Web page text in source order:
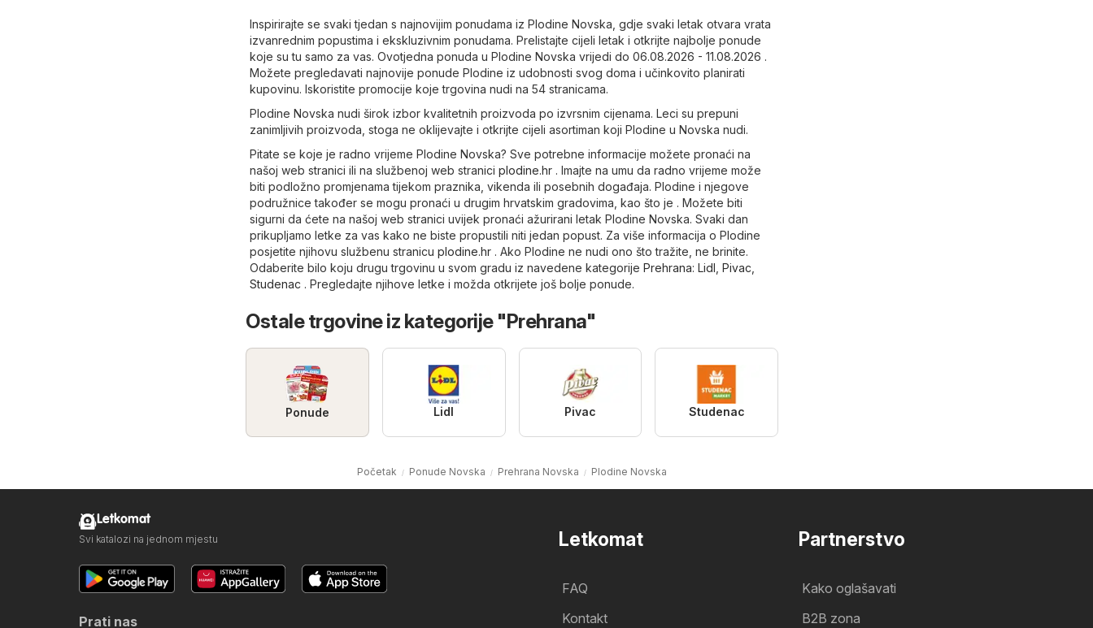
Inspirirajte se svaki tjedan s najnovijim ponudama iz Plodine Novska, gdje svaki letak otvara vrata
izvanrednim popustima i ekskluzivnim ponudama. Prelistajte cijeli letak i otkrijte najbolje ponude
koje su tu samo za vas. Ovotjedna ponuda u Plodine Novska vrijedi do 06.08.2026 - 11.08.2026 .
Možete pregledavati najnovije ponude Plodine iz udobnosti svog doma i učinkovito planirati
kupovinu. Iskoristite promocije koje trgovina nudi na 54 stranicama.
Plodine Novska nudi širok izbor kvalitetnih proizvoda po izvrsnim cijenama. Leci su prepuni
zanimljivih proizvoda, stoga ne oklijevajte i otkrijte cijeli asortiman koji Plodine u Novska nudi.
Pitate se koje je radno vrijeme Plodine Novska? Sve potrebne informacije možete pronaći na
našoj web stranici ili na službenoj web stranici plodine.hr . Imajte na umu da radno vrijeme može
biti podložno promjenama tijekom praznika, vikenda ili posebnih događaja. Plodine i njegove
podružnice također se mogu pronaći u drugim hrvatskim gradovima, kao što je . Možete biti
sigurni da ćete na našoj web stranici uvijek pronaći ažurirani letak Plodine Novska. Svaki dan
prikupljamo letke za vas kako ne biste propustili niti jedan popust. Za više informacija o Plodine
posjetite njihovu službenu stranicu plodine.hr . Ako Plodine ne nudi ono što tražite, ne brinite.
Odaberite bilo koju drugu trgovinu u svom gradu iz navedene kategorije Prehrana: Lidl Pivac
Studenac . Pregledajte njihove letke i možda otkrijete još bolje ponude.
Ostale trgovine iz kategorije "Prehrana"
Ponude Lidl Pivac Studenac
Početak Ponude Novska Prehrana Novska Plodine Novska
Letkomat
FAQ
Kontakt
Partnerstvo
Kako oglašavati
B2B zona
Letkomat
Svi katalozi na jednom mjestu
Prati nas